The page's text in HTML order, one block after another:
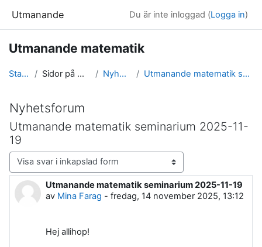
Utmanande Du är inte inloggad (Logga in)
Utmanande matematik
Startsida Sidor på webbplatsen Nyhetsforum Utmanande matematik seminarium 2025-11-19
Nyhetsforum
Utmanande matematik seminarium 2025-11-
19
Visningsläge
Utmanande matematik seminarium 2025-11-19
av Mina Farag - fredag, 14 november 2025, 13:12
Antal svar: 0
Hej allihop!